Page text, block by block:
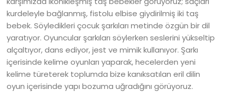
kurdeleyle bağlanmış, fistolu elbise giydirilmiş iki taş
bebek. Söyledikleri çocuk şarkıları metinde özgün bir dil
yaratıyor. Oyuncular şarkıları söylerken seslerini yükseltip
alçaltıyor, dans ediyor, jest ve mimik kullanıyor. Şarkı
içerisinde kelime oyunları yaparak, hecelerden yeni
kelime türeterek toplumda bize kanıksatılan eril dilin
oyun içerisinde yapı bozuma uğradığını görüyoruz.